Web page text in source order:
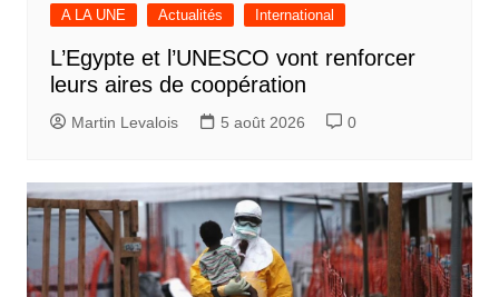
A LA UNE Actualités International
L’Egypte et l’UNESCO vont renforcer
leurs aires de coopération
Martin Levalois 5 août 2026 0